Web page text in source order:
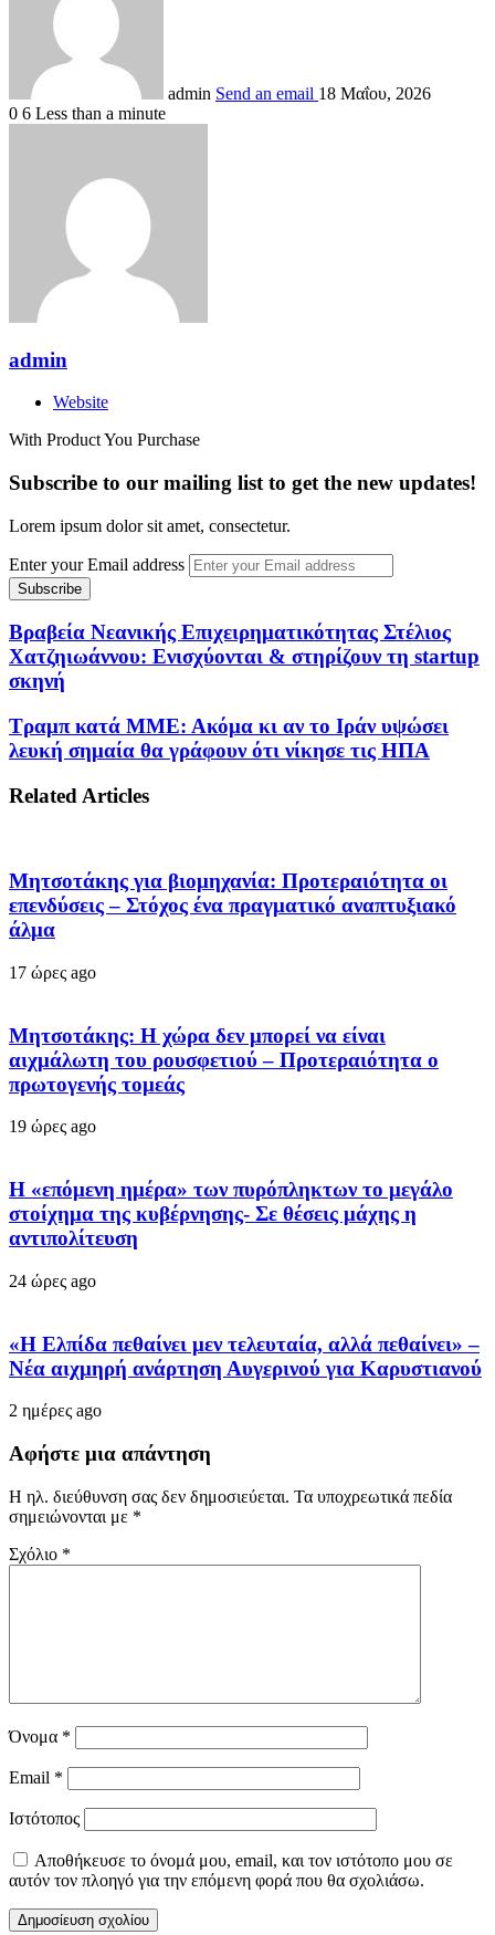
admin Send an email 18 Μαΐου, 2026
0 6 Less than a minute
admin
Website
With Product You Purchase
Subscribe to our mailing list to get the new updates!
Lorem ipsum dolor sit amet, consectetur.
Enter your Email address
Βραβεία Νεανικής Επιχειρηματικότητας Στέλιος
Χατζηιωάννου: Ενισχύονται & στηρίζουν τη startup
σκηνή
Τραμπ κατά ΜΜΕ: Ακόμα κι αν το Ιράν υψώσει
λευκή σημαία θα γράφουν ότι νίκησε τις ΗΠΑ
Related Articles
Μητσοτάκης για βιομηχανία: Προτεραιότητα οι
επενδύσεις – Στόχος ένα πραγματικό αναπτυξιακό
άλμα
17 ώρες ago
Μητσοτάκης: Η χώρα δεν μπορεί να είναι
αιχμάλωτη του ρουσφετιού – Προτεραιότητα ο
πρωτογενής τομεάς
19 ώρες ago
Η «επόμενη ημέρα» των πυρόπληκτων το μεγάλο
στοίχημα της κυβέρνησης- Σε θέσεις μάχης η
αντιπολίτευση
24 ώρες ago
«Η Ελπίδα πεθαίνει μεν τελευταία, αλλά πεθαίνει» –
Νέα αιχμηρή ανάρτηση Αυγερινού για Καρυστιανού
2 ημέρες ago
Αφήστε μια απάντηση
Η ηλ. διεύθυνση σας δεν δημοσιεύεται. Τα υποχρεωτικά πεδία
σημειώνονται με *
Σχόλιο *
Όνομα *
Email *
Ιστότοπος
Αποθήκευσε το όνομά μου, email, και τον ιστότοπο μου σε
αυτόν τον πλοηγό για την επόμενη φορά που θα σχολιάσω.